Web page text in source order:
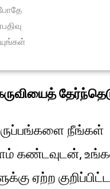
நீங்கள்
கண்டவுடன்,
ஏற்ற குறிப்பிட்ட